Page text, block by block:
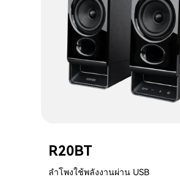
R20BT
ลำโพงใช้พลังงานผ่าน USB